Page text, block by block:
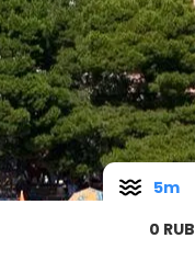
0 RUB
5m